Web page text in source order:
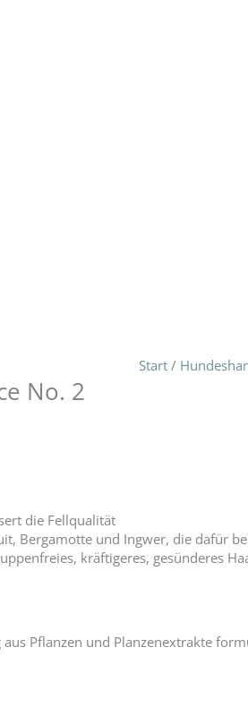
Start /
No. 2
die Fellqualität
Bergamotte und Ingwer, die dafür
kräftigeres, gesünderes
Pflanzen und Planzenextrakte